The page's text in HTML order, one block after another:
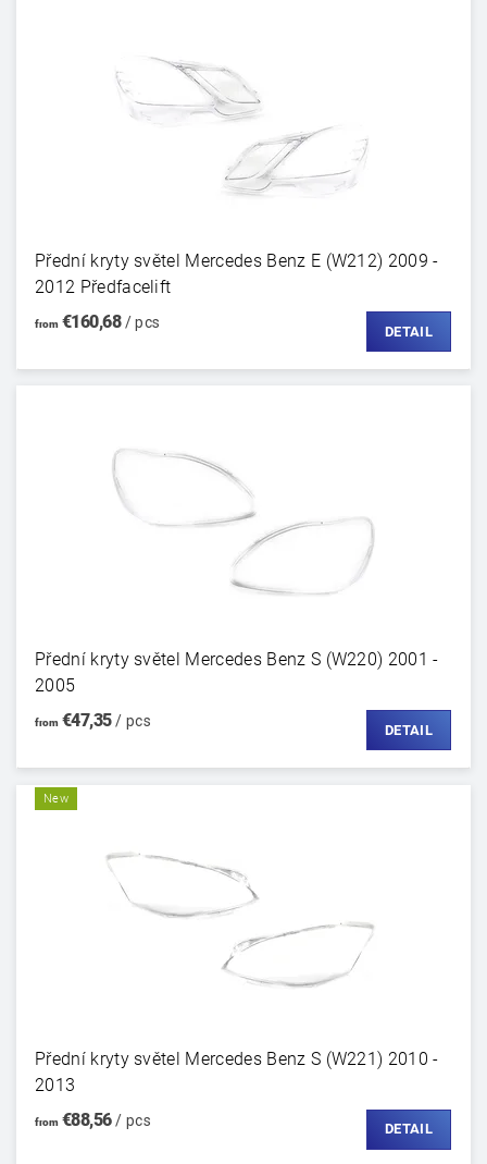
Přední kryty světel Mercedes Benz E (W212) 2009 -
2012 Předfacelift
from€160,68/ pcs
DETAIL
Přední kryty světel Mercedes Benz S (W220) 2001 -
2005
from€47,35/ pcs
DETAIL
New
Přední kryty světel Mercedes Benz S (W221) 2010 -
2013
from€88,56/ pcs
DETAIL